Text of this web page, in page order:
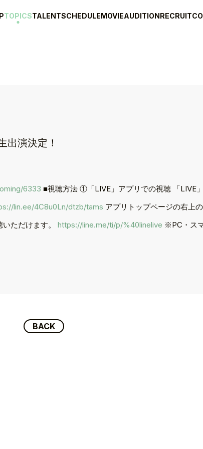
TOPICSTALENTSCHEDULEMOVIEAUDITIONRECRUIT
出演決定！
6333 ■視聴方法 ①「LIVE」アプリでの視聴 「LIVE
lin.ee/4C8u0Ln/dtzb/tams アプリトップページの右上
ただけます。 https://line.me/ti/p/%40linelive ※PC・ス
BACK